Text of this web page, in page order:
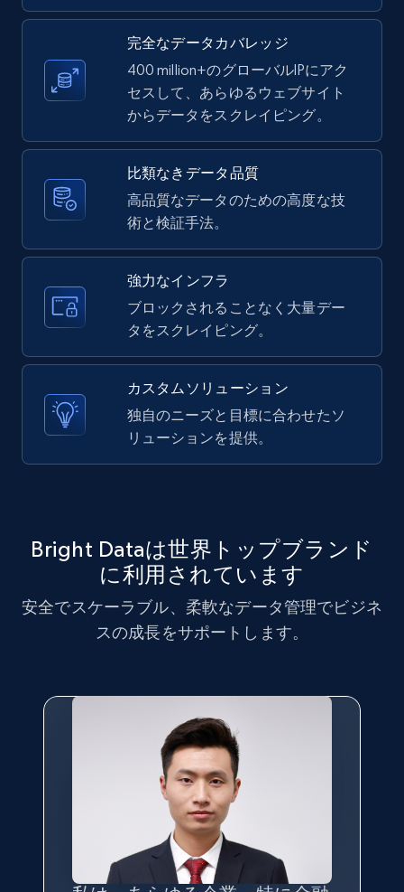
LinkedIn posts - Discover new posts
company URL
URL, ID, User id, Use url, Title, Headline, Post
text, Date posted, and more.
11.3K+ 1.5K+ 無料トライアル
X (formerly Twitter) - Posts
ID, User posted, Name, Description, Date
posted, Photos, URL, Quoted post, and more.
10.4K+ 1.2K+ 無料トライアル
X (formerly Twitter) - Posts - Collecting
Twitter posts URLs
ID, User posted, Name, Description, Date
X (formerly Twitter) - Posts - Getting x
posts by array of profiles
1.2K+ 無料トライアル
Account id, Nickname, Biography, Awg
engagement rate, Comment engagement rate,
完全なデータカバレッジ
400 million+のグローバルIPにアク
セスして、あらゆるウェブサイト
からデータをスクレイピング。
比類なきデータ品質
高品質なデータのための高度な技
術と検証手法。
強力なインフラ
ブロックされることなく大量デー
タをスクレイピング。
カスタムソリューション
独自のニーズと目標に合わせたソ
リューションを提供。
Bright Dataは世界トップブランド
に利用されています
安全でスケーラブル、柔軟なデータ管理でビジネ
スの成長をサポートします。